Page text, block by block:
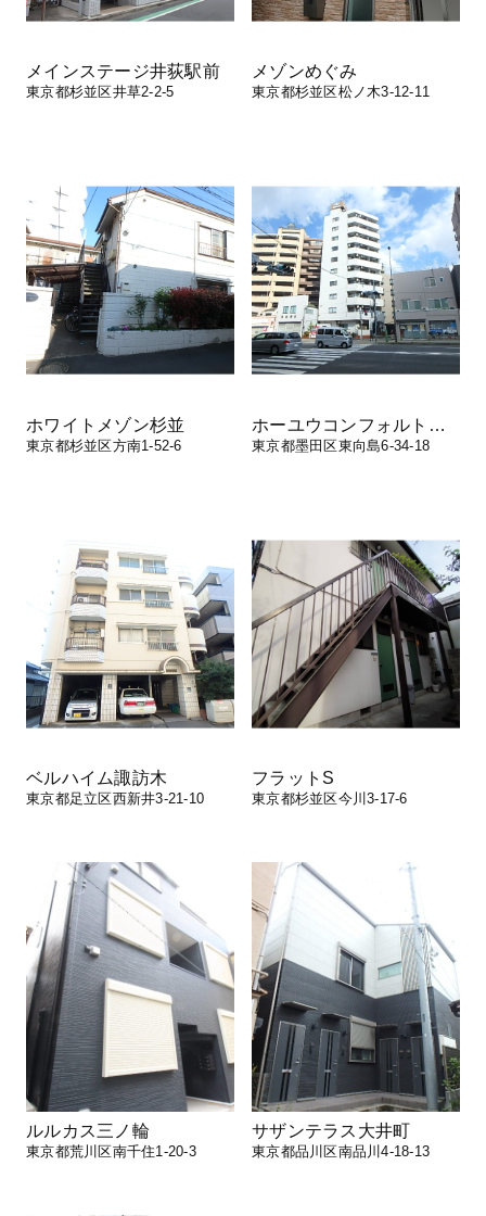
メインステージ井荻駅前
東京都杉並区井草2-2-5
メゾンめぐみ
東京都杉並区松ノ木3-12-11
ホワイトメゾン杉並
東京都杉並区方南1-52-6
ホーユウコンフォルト東向島
東京都墨田区東向島6-34-18
ベルハイム諏訪木
東京都足立区西新井3-21-10
フラットS
東京都杉並区今川3-17-6
ルルカス三ノ輪
東京都荒川区南千住1-20-3
サザンテラス大井町
東京都品川区南品川4-18-13